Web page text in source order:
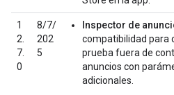
1
2.
7.
0
8/7/
202
5
Inspector de
compatibilidad para
prueba fuera de
anuncios con
adicionales.